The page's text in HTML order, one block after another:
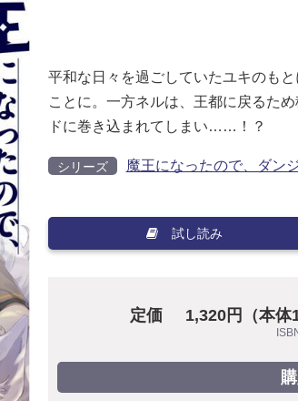
平和な日々を過ごしていたユキのも
ことに。一方ネルは、王都に戻るた
ドに巻き込まれてしまい……！？
シリーズ 魔王になったので、ダン
試し読み
定価 1,320円（本体